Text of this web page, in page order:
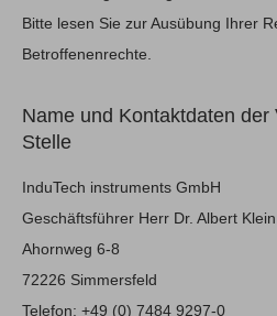
Bitte lesen Sie zur Ausübung Ihrer
Betroffenenrechte.
Name und Kontaktdaten der
Stelle
InduTech instruments GmbH
Geschäftsführer Herr Dr. Albert Klein
Ahornweg 6-8
72226 Simmersfeld
Telefon: +49 (0) 7484 9297-0